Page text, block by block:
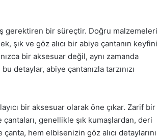
gerektiren bir süreçtir. Doğru malzemeleri
şık ve göz alıcı bir abiye çantanın keyfini
bir aksesuar değil, aynı zamanda
detaylar, abiye çantanızla tarzınızı
bir aksesuar olarak öne çıkar. Zarif bir
çantaları, genellikle şık kumaşlardan, deri
hem elbisenizin göz alıcı detaylarını